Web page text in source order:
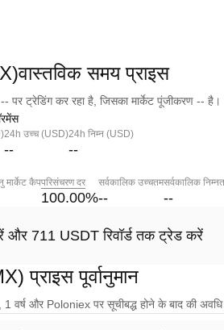
समय प्राइस
पर ट्रेडिंग कर रहा है, जिसका मार्केट पूंजीकरण -- है।
24h उच्च (USD)
--
24h निम्न (USD)
--
मार्केट कैपपरिसंचरण दर
100.00%
सर्वकालिक उच्चतम
--
सर्वकालिक
--
और 711 USDT रिवॉर्ड तक ट्रेड करें
प्राइस पूर्वानुमान
1 वर्ष और Poloniex पर सूचीबद्ध होने के बाद की